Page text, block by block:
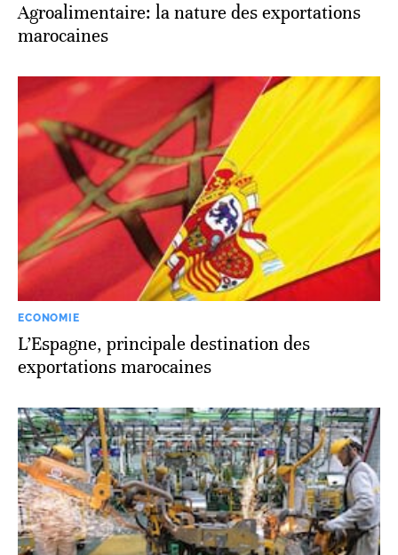
Agroalimentaire: la nature des exportations
marocaines
ECONOMIE
L’Espagne, principale destination des
exportations marocaines